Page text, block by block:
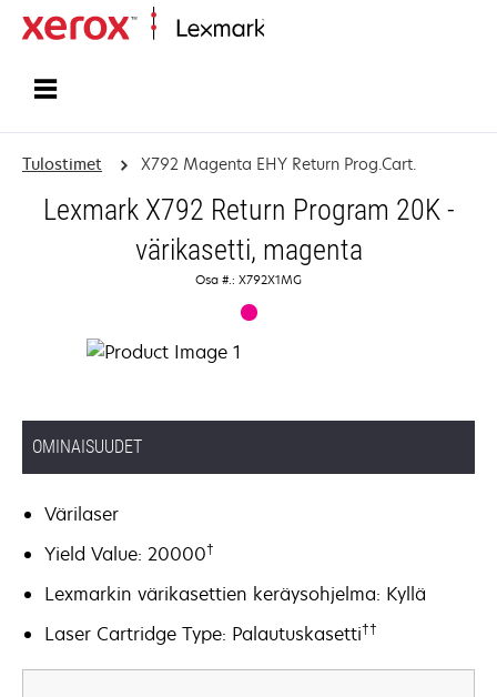
Tulostimet X792 Magenta EHY Return Prog.Cart.
Lexmark X792 Return Program 20K -
värikasetti, magenta
Osa #.: X792X1MG
OMINAISUUDET
Värilaser
Yield Value: 20000†
Lexmarkin värikasettien keräysohjelma: Kyllä
Laser Cartridge Type: Palautuskasetti††